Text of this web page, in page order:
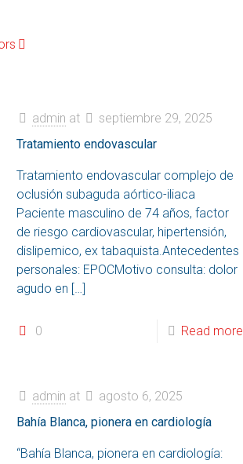
admin at
septiembre 29, 2025
Tratamiento endovascular
Tratamiento endovascular complejo de
oclusión subaguda aórtico-iliaca
Paciente masculino de 74 años, factor
de riesgo cardiovascular, hipertensión,
dislipemico, ex tabaquista.Antecedentes
personales: EPOCMotivo consulta: dolor
agudo en […]
0 Read more
admin at
agosto 6, 2025
Bahía Blanca, pionera en cardiología
“Bahía Blanca, pionera en cardiología: